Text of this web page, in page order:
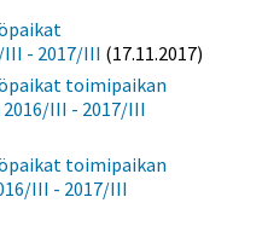
- 2017/III (17.11.2017)
toimipaikan
III - 2017/III
toimipaikan
III - 2017/III